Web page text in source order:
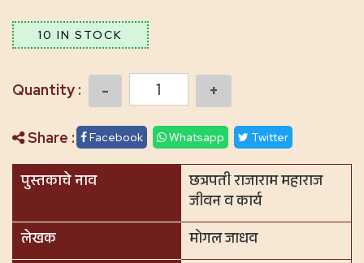
10 IN STOCK
Share : Facebook Whatsapp Twitter
पुस्तकाचे नाव
छत्रपती राजाराम महाराज
जीवन व कार्य
लेखक
मोगल जाधव